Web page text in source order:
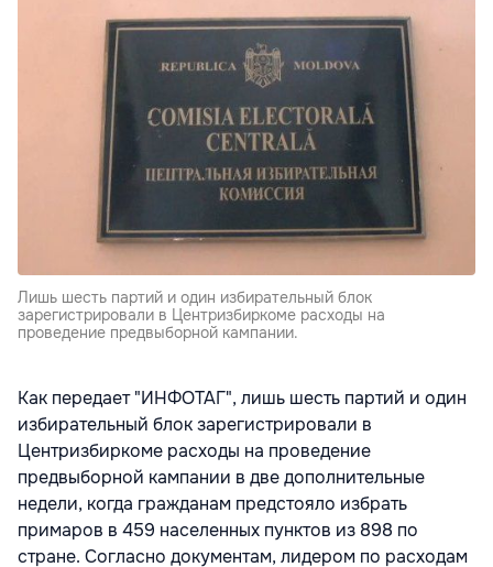
Лишь шесть партий и один избирательный блок
зарегистрировали в Центризбиркоме расходы на
проведение предвыборной кампании.
Как передает "ИНФОТАГ", лишь шесть партий и один
избирательный блок зарегистрировали в
Центризбиркоме расходы на проведение
предвыборной кампании в две дополнительные
недели, когда гражданам предстояло избрать
примаров в 459 населенных пунктов из 898 по
стране. Согласно документам, лидером по расходам